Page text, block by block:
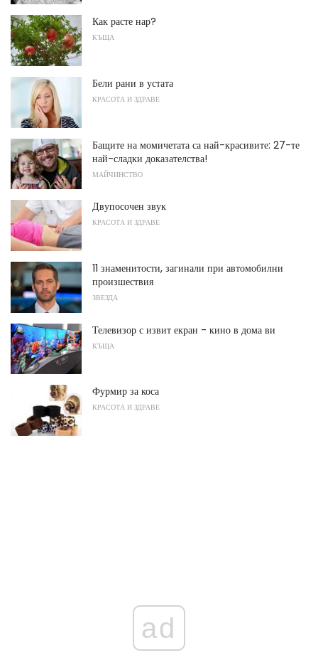
Как расте нар?
КЪЩА
Бели рани в устата
КРАСОТА И ЗДРАВЕ
Бащите на момичетата са най-красивите: 27-те
най-сладки доказателства!
МАЙЧИНСТВО
Двупосочен звук
КРАСОТА И ЗДРАВЕ
11 знаменитости, загинали при автомобилни
произшествия
ЗВЕЗДА
Телевизор с извит екран - кино в дома ви
КЪЩА
Фурмир за коса
КРАСОТА И ЗДРАВЕ
ad